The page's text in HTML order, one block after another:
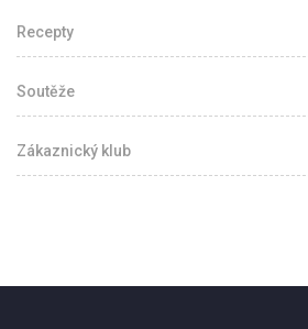
Recepty
Soutěže
Zákaznický klub